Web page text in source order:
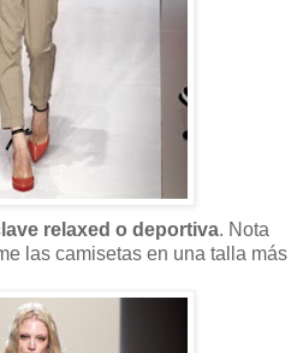
relaxed o deportiva. Nota
las camisetas en una talla más